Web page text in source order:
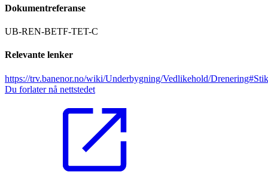
Dokumentreferanse
UB-REN-BETF-TET-C
Relevante lenker
https://trv.banenor.no/wiki/Underbygning/Vedlikehold/
Du forlater nå nettstedet